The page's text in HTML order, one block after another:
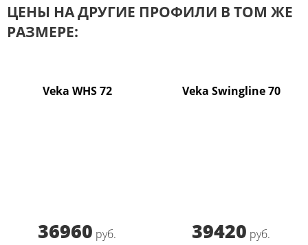
ЦЕНЫ НА ДРУГИЕ ПРОФИЛИ В ТОМ ЖЕ
РАЗМЕРЕ:
Veka WHS 72
36960 руб.
Veka Swingline 70
39420 руб.